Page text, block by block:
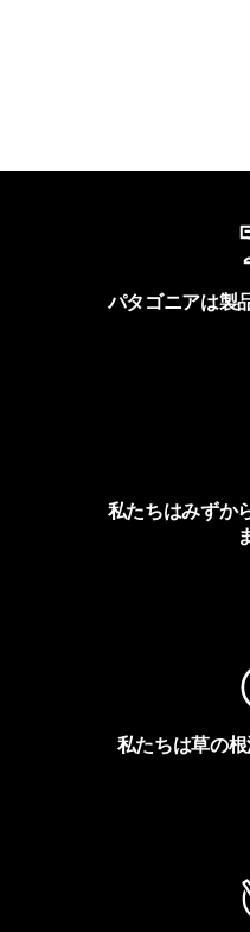
パタゴニアは製
私たちはみずか
私たちは草の根